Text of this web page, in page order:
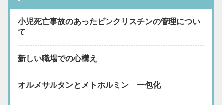
小児死亡事故のあったビンクリスチンの管理につい
て
新しい職場での心構え
オルメサルタンとメトホルミン 一包化